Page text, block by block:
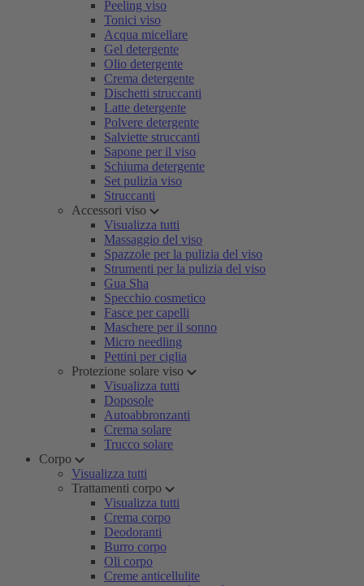
Peeling viso
Tonici viso
Acqua micellare
Gel detergente
Olio detergente
Crema detergente
Dischetti struccanti
Latte detergente
Polvere detergente
Salviette struccanti
Sapone per il viso
Schiuma detergente
Set pulizia viso
Struccanti
Accessori viso
Visualizza tutti
Massaggio del viso
Spazzole per la pulizia del viso
Strumenti per la pulizia del viso
Gua Sha
Specchio cosmetico
Fasce per capelli
Maschere per il sonno
Micro needling
Pettini per ciglia
Protezione solare viso
Visualizza tutti
Doposole
Autoabbronzanti
Crema solare
Trucco solare
Corpo
Visualizza tutti
Trattamenti corpo
Visualizza tutti
Crema corpo
Deodoranti
Burro corpo
Oli corpo
Creme anticellulite